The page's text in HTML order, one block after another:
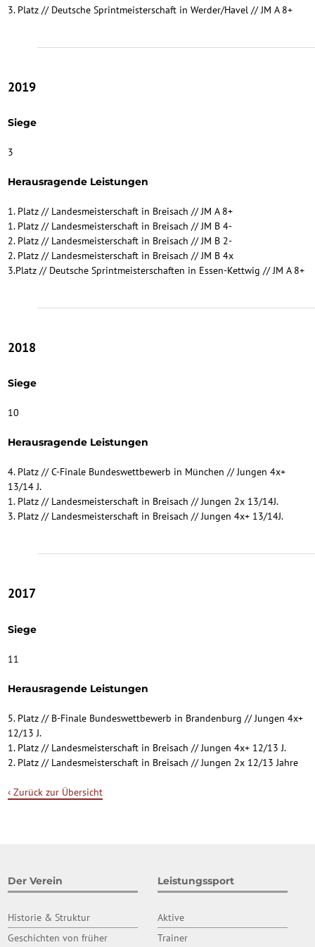
3. Platz // Deutsche Sprintmeisterschaft in Werder/Havel // JM A 8+
2019
Siege
3
Herausragende Leistungen
1. Platz // Landesmeisterschaft in Breisach // JM A 8+
1. Platz // Landesmeisterschaft in Breisach // JM B 4-
2. Platz // Landesmeisterschaft in Breisach // JM B 2-
2. Platz // Landesmeisterschaft in Breisach // JM B 4x
3.Platz // Deutsche Sprintmeisterschaften in Essen-Kettwig // JM A 8+
2018
Siege
10
Herausragende Leistungen
4. Platz // C-Finale Bundeswettbewerb in München // Jungen 4x+
13/14 J.
1. Platz // Landesmeisterschaft in Breisach // Jungen 2x 13/14J.
3. Platz // Landesmeisterschaft in Breisach // Jungen 4x+ 13/14J.
2017
Siege
11
Herausragende Leistungen
5. Platz // B-Finale Bundeswettbewerb in Brandenburg // Jungen 4x+
12/13 J.
1. Platz // Landesmeisterschaft in Breisach // Jungen 4x+ 12/13 J.
2. Platz // Landesmeisterschaft in Breisach // Jungen 2x 12/13 Jahre
‹ Zurück zur Übersicht
Der Verein
Historie & Struktur
Geschichten von früher
Leistungssport
Aktive
Trainer